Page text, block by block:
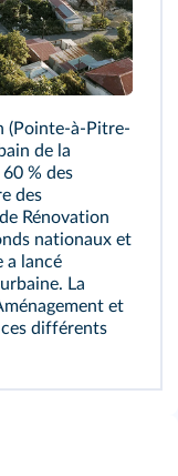
(Pointe-à-Pitre-
de la
% des
des
Rénovation
nationaux et
a lancé
La
et
différents